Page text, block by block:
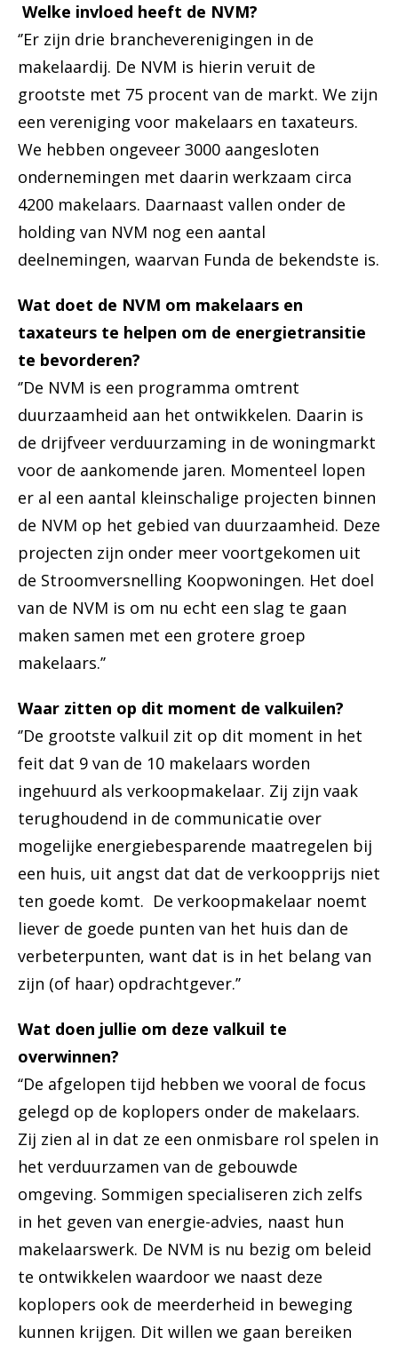
Welke invloed heeft de NVM?
‘’Er zijn drie brancheverenigingen in de
makelaardij. De NVM is hierin veruit de
grootste met 75 procent van de markt. We zijn
een vereniging voor makelaars en taxateurs.
We hebben ongeveer 3000 aangesloten
ondernemingen met daarin werkzaam circa
4200 makelaars. Daarnaast vallen onder de
holding van NVM nog een aantal
deelnemingen, waarvan Funda de bekendste is.
Wat doet de NVM om makelaars en
taxateurs te helpen om de energietransitie
te bevorderen?
‘’De NVM is een programma omtrent
duurzaamheid aan het ontwikkelen. Daarin is
de drijfveer verduurzaming in de woningmarkt
voor de aankomende jaren. Momenteel lopen
er al een aantal kleinschalige projecten binnen
de NVM op het gebied van duurzaamheid. Deze
projecten zijn onder meer voortgekomen uit
de Stroomversnelling Koopwoningen. Het doel
van de NVM is om nu echt een slag te gaan
maken samen met een grotere groep
makelaars.’’
Waar zitten op dit moment de valkuilen?
‘’De grootste valkuil zit op dit moment in het
feit dat 9 van de 10 makelaars worden
ingehuurd als verkoopmakelaar. Zij zijn vaak
terughoudend in de communicatie over
mogelijke energiebesparende maatregelen bij
een huis, uit angst dat dat de verkoopprijs niet
ten goede komt. De verkoopmakelaar noemt
liever de goede punten van het huis dan de
verbeterpunten, want dat is in het belang van
zijn (of haar) opdrachtgever.’’
Wat doen jullie om deze valkuil te
overwinnen?
‘‘De afgelopen tijd hebben we vooral de focus
gelegd op de koplopers onder de makelaars.
Zij zien al in dat ze een onmisbare rol spelen in
het verduurzamen van de gebouwde
omgeving. Sommigen specialiseren zich zelfs
in het geven van energie-advies, naast hun
makelaarswerk. De NVM is nu bezig om beleid
te ontwikkelen waardoor we naast deze
koplopers ook de meerderheid in beweging
kunnen krijgen. Dit willen we gaan bereiken